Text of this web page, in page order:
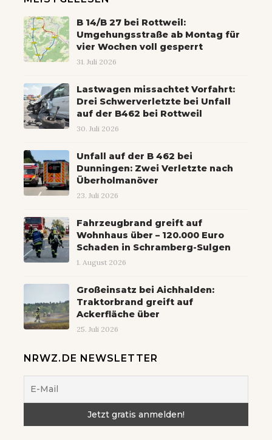
B 14/B 27 bei Rottweil:
Umgehungsstraße ab Montag für
vier Wochen voll gesperrt
31. Juli 2026
Lastwagen missachtet Vorfahrt:
Drei Schwerverletzte bei Unfall
auf der B462 bei Rottweil
30. Juli 2026
Unfall auf der B 462 bei
Dunningen: Zwei Verletzte nach
Überholmanöver
23. Juli 2026
Fahrzeugbrand greift auf
Wohnhaus über – 120.000 Euro
Schaden in Schramberg-Sulgen
1. August 2026
Großeinsatz bei Aichhalden:
Traktorbrand greift auf
Ackerfläche über
25. Juli 2026
NRWZ.DE NEWSLETTER